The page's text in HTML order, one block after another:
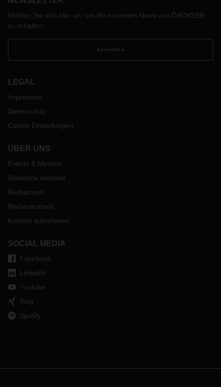
Melden Sie sich hier an, um die neuesten News von DACHSER
zu erhalten.
Anmelden
LEGAL
Impressum
Datenschutz
Cookie Einstellungen
ÜBER UNS
Events & Messen
Standorte weltweit
Mediaroom
Medienkontakt
Kontakt aufnehmen
SOCIAL MEDIA
Facebook
LinkedIn
Youtube
Xing
Spotify